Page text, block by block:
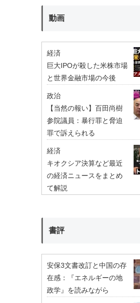
動画
経済
巨大IPOが殺した米株市場
と世界金融市場の今後
政治
【当然の報い】百田尚樹
参院議員：暴行罪と脅迫
罪で訴えられる
経済
キオクシア決算など最近
の経済ニュースをまとめ
て解説
書評
安保3文書改訂と中国の存
在感：『エネルギーの地
政学』を読みながら